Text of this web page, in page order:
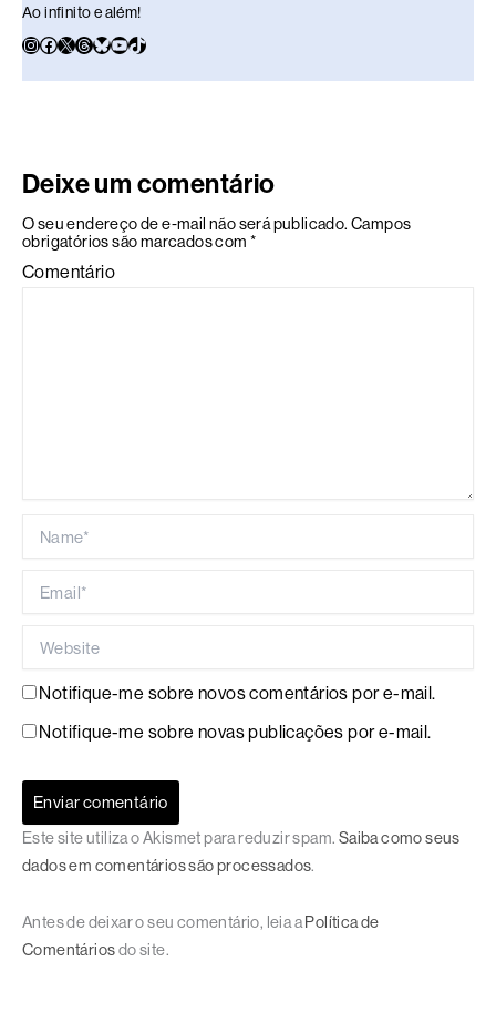
Ao infinito e além!
Deixe um comentário
O seu endereço de e-mail não será publicado. Campos
obrigatórios são marcados com *
Comentário
Notifique-me sobre novos comentários por e-mail.
Notifique-me sobre novas publicações por e-mail.
Este site utiliza o Akismet para reduzir spam. Saiba como seus
dados em comentários são processados.
Antes de deixar o seu comentário, leia a Política de
Comentáriosdo site.